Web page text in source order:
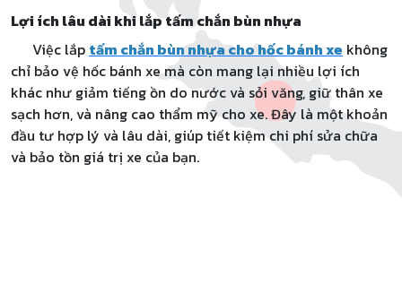
Lợi ích lâu dài khi lắp tấm chắn bùn nhựa
Việc lắp tấm chắn bùn nhựa cho hốc bánh xe không
chỉ bảo vệ hốc bánh xe mà còn mang lại nhiều lợi ích
khác như giảm tiếng ồn do nước và sỏi văng, giữ thân xe
sạch hơn, và nâng cao thẩm mỹ cho xe. Đây là một khoản
đầu tư hợp lý và lâu dài, giúp tiết kiệm chi phí sửa chữa
và bảo tồn giá trị xe của bạn.